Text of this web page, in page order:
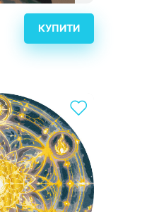
Детальніше
КУПИТИ